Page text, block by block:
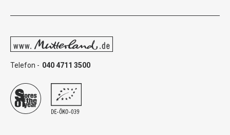
Telefon - 040 4711 3500